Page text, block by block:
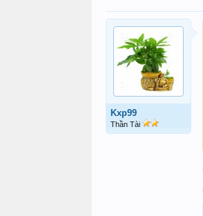
Kxp99
Thần Tài